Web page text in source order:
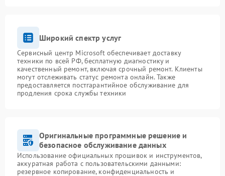
Широкий спектр услуг
Сервисный центр Microsoft обеспечивает доставку
техники по всей РФ, бесплатную диагностику и
качественный ремонт, включая срочный ремонт. Клиенты
могут отслеживать статус ремонта онлайн. Также
предоставляется постгарантийное обслуживание для
продления срока службы техники
Оригинальные программные решение и
безопасное обслуживание данных
Использование официальных прошивок и инструментов,
аккуратная работа с пользовательскими данными:
резервное копирование, конфиденциальность и